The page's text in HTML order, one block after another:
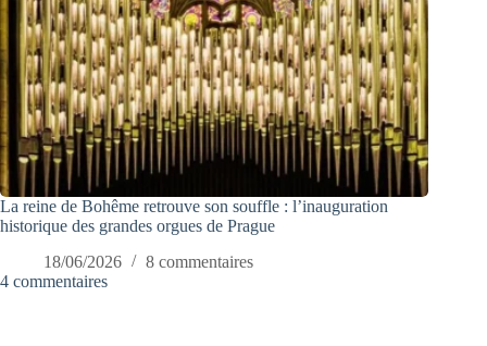
La reine de Bohême retrouve son souffle : l’inauguration
historique des grandes orgues de Prague
18/06/2026
8 commentaires
4 commentaires